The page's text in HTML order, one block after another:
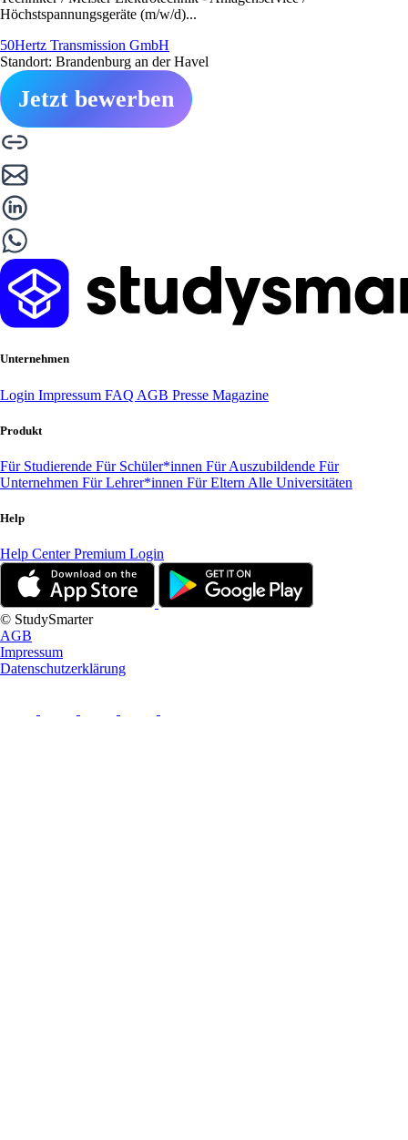
Höchstspannungsgeräte (m/w/d)...
50Hertz Transmission GmbH
Standort: Brandenburg an der Havel
Jetzt bewerben
Unternehmen
Login Impressum FAQ AGB Presse Magazine
Produkt
Für Studierende Für Schüler*innen Für Auszubildende Für
Unternehmen Für Lehrer*innen Für Eltern Alle Universitäten
Help
Help CenterPremium Login
© StudySmarter
AGB
Impressum
Datenschutzerklärung